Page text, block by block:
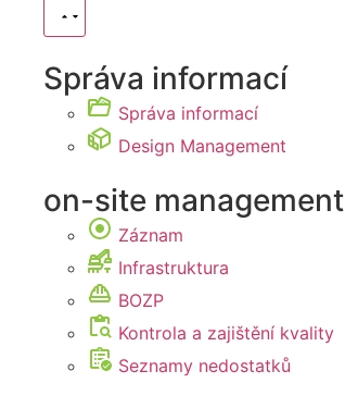
Správa informací
Správa informací
Design Management
on-site management
Záznam
Infrastruktura
BOZP
Kontrola a zajištění kvality
Seznamy nedostatků